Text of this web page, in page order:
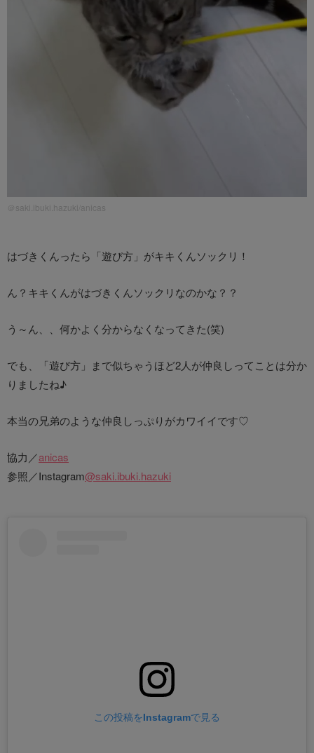
＠saki.ibuki.hazuki/anicas
はづきくんったら「遊び方」がキキくんソックリ！
ん？キキくんがはづきくんソックリなのかな？？
う～ん、、何かよく分からなくなってきた(笑)
でも、「遊び方」まで似ちゃうほど2人が仲良しってことは分か
りましたね♪
本当の兄弟のような仲良しっぷりがカワイイです♡
協力／anicas
参照／Instagram@saki.ibuki.hazuki
この投稿をInstagramで見る